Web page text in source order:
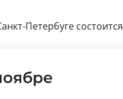
Петербуге состоится